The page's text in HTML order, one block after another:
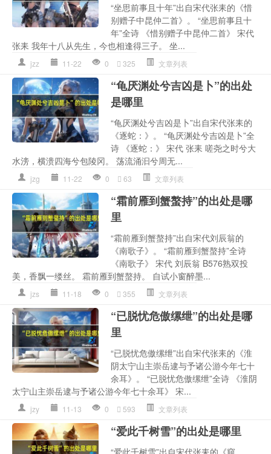
“坐思前事且十年”出自宋代张耒的《惜
别赠子中昆仲二首》。 “坐思前事且十
年”全诗 《惜别赠子中昆仲二首》 宋代
张耒 我年十八从先生，今也相逢得三子。 坐...
jzz 11-22 0 325 文章列表
“龟厌渊处兮吉凶是卜”的出处
是哪里
“龟厌渊处兮吉凶是卜”出自宋代张耒的
《逐蛇：》。 “龟厌渊处兮吉凶是卜”全
诗 《逐蛇：》 宋代 张耒 嗟尧之时兮大
水滂，横溃四海兮包陵冈。 荡流涌汩兮周无...
jzg 11-22 0 63 文章列表
“霜前雁到蟹螯持”的出处是哪
里
“霜前雁到蟹螯持”出自宋代刘辰翁的
《南歌子》。 “霜前雁到蟹螯持”全诗
《南歌子》 宋代 刘辰翁 B576熟双投
美，香飘一缕丝。 霜前雁到蟹螯持。 自试小窗醉墨...
jzs 11-18 0 355 文章列表
“已脱忧危傲缧绁”的出处是哪
里
“已脱忧危傲缧绁”出自宋代张耒的《淮
阴太宁山主崇岳逮与予诸公游今年七十
余耳》。 “已脱忧危傲缧绁”全诗 《淮阴
太宁山主崇岳逮与予诸公游今年七十余耳》 宋...
jzy 11-13 0 593 文章列表
“爱此千树雪”的出处是哪里
“爱此千树雪”出自宋代张耒的《窥